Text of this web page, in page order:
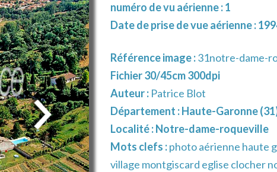
numéro de vu aérienne : 1
Date de prise de vue aérienne :
Référence image :31notre-dame-
Fichier 30/45cm 300dpi
Auteur : Patrice Blot
Département :Haute-Garonne
Localité :Notre-dame-roqueville
Mots clefs :photo aérienne haute
village montgiscard eglise clocher